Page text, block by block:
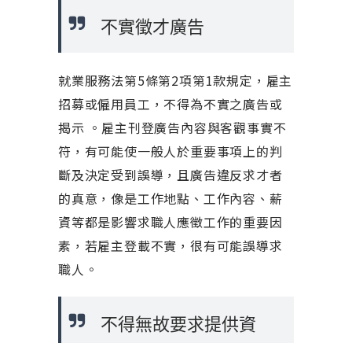
不實徵才廣告
就業服務法第5條第2項第1款規定，雇主
招募或僱用員工，不得為不實之廣告或
揭示 。雇主刊登廣告內容與客觀事實不
符，有可能使一般人於重要事項上的判
斷及決定受到誤導，且廣告違反求才者
的真意，像是工作地點、工作內容、薪
資等都是影響求職人應徵工作的重要因
素，若雇主登載不實，很有可能誤導求
職人。
不得無故要求提供資